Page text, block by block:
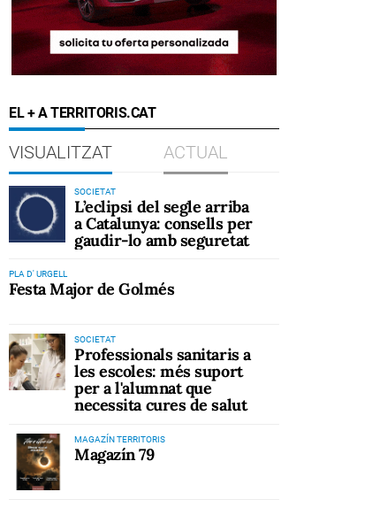
EL + A TERRITORIS.CAT
VISUALITZAT ACTUAL
SOCIETAT
L’eclipsi del segle arriba
a Catalunya: consells per
gaudir-lo amb seguretat
PLA D' URGELL
Festa Major de Golmés
SOCIETAT
Professionals sanitaris a
les escoles: més suport
per a l'alumnat que
necessita cures de salut
MAGAZÍN TERRITORIS
Magazín 79